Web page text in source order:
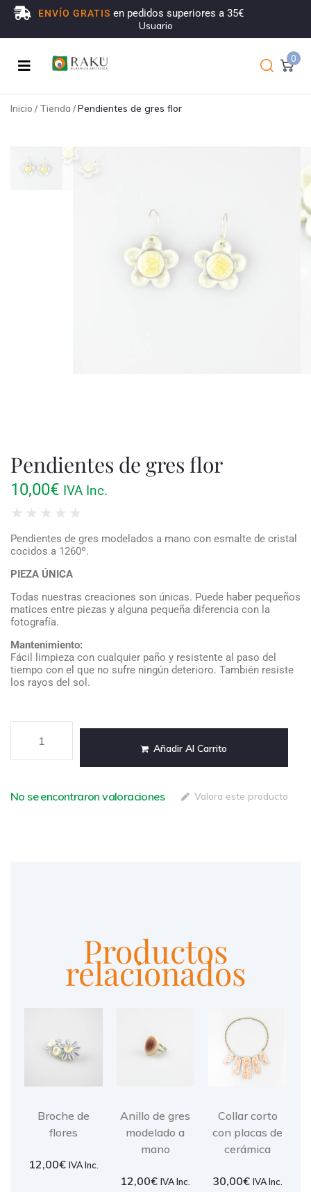
ENVÍO GRATIS en pedidos superiores a 35€
Usuario
0
Inicio / Tienda /Pendientes de gres flor
Pendientes de gres flor
10,00€ IVA Inc.
★ ★ ★ ★ ★
Pendientes de gres modelados a mano con esmalte de cristal
cocidos a 1260º.
PIEZA ÚNICA
Todas nuestras creaciones son únicas. Puede haber pequeños
matices entre piezas y alguna pequeña diferencia con la
fotografía.
Mantenimiento:
Fácil limpieza con cualquier paño y resistente al paso del
tiempo con el que no sufre ningún deterioro. También resiste
los rayos del sol.
Añadir Al Carrito
No se encontraron valoraciones Valora este producto
Productos
relacionados
Broche de
flores
12,00€ IVA Inc.
Anillo de gres
modelado a
mano
12,00€ IVA Inc.
Collar corto
con placas de
cerámica
30,00€ IVA Inc.